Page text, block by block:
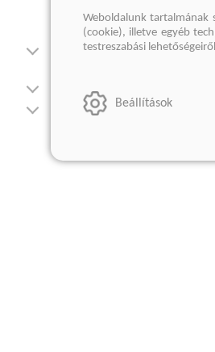
Weboldalunk tartalmának
(cookie), illetve egyéb
testreszabási
Beállítások